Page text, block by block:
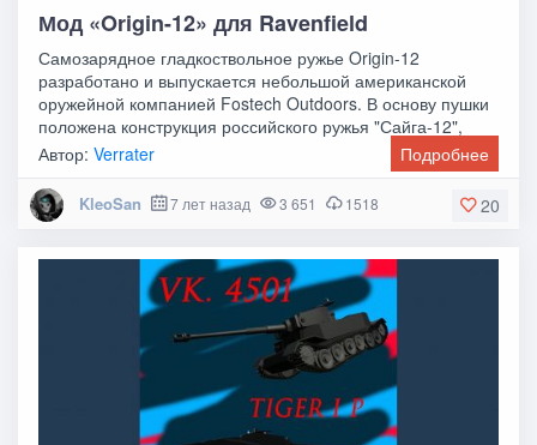
Мод «Origin-12» для Ravenfield
Самозарядное гладкоствольное ружье Origin-12
разработано и выпускается небольшой американской
оружейной компанией Fostech Outdoors. В основу пушки
положена конструкция российского ружья "Сайга-12",
Автор:Verrater Подробнее
20
KleoSan 7 лет назад 3 651 1518